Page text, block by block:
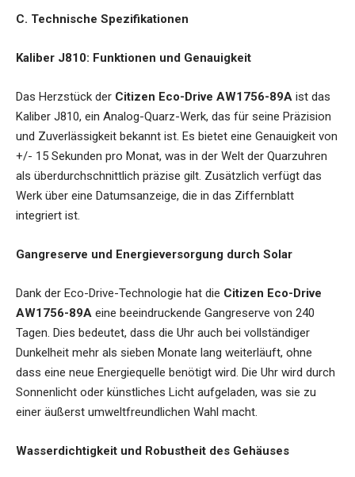
C. Technische Spezifikationen
Kaliber J810: Funktionen und Genauigkeit
Das Herzstück der Citizen Eco-Drive AW1756-89A ist das
Kaliber J810, ein Analog-Quarz-Werk, das für seine Präzision
und Zuverlässigkeit bekannt ist. Es bietet eine Genauigkeit von
+/- 15 Sekunden pro Monat, was in der Welt der Quarzuhren
als überdurchschnittlich präzise gilt. Zusätzlich verfügt das
Werk über eine Datumsanzeige, die in das Ziffernblatt
integriert ist.
Gangreserve und Energieversorgung durch Solar
Dank der Eco-Drive-Technologie hat die Citizen Eco-Drive
AW1756-89A eine beeindruckende Gangreserve von 240
Tagen. Dies bedeutet, dass die Uhr auch bei vollständiger
Dunkelheit mehr als sieben Monate lang weiterläuft, ohne
dass eine neue Energiequelle benötigt wird. Die Uhr wird durch
Sonnenlicht oder künstliches Licht aufgeladen, was sie zu
einer äußerst umweltfreundlichen Wahl macht.
Wasserdichtigkeit und Robustheit des Gehäuses